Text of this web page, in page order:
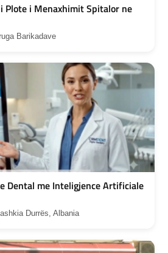
Plote i Menaxhimit Spitalor ne
Barikadave
Dental me Inteligjence Artificiale
Durrës, Albania